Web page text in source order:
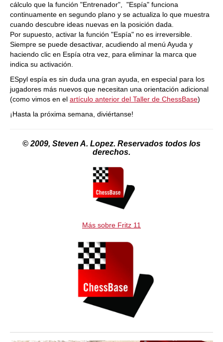
cálculo que la función "Entrenador", "Espía" funciona
continuamente en segundo plano y se actualiza lo que muestra
cuando descubre ideas nuevas en la posición dada.
Por supuesto, activar la función "Espía" no es irreversible.
Siempre se puede desactivar, acudiendo al menú Ayuda y
haciendo clic en Espía otra vez, para eliminar la marca que
indica su activación.
ESpyl espía es sin duda una gran ayuda, en especial para los
jugadores más nuevos que necesitan una orientación adicional
(como vimos en el artículo anterior del Taller de ChessBase)
¡Hasta la próxima semana, diviértanse!
© 2009, Steven A. Lopez. Reservados todos los
derechos.
Más sobre Fritz 11